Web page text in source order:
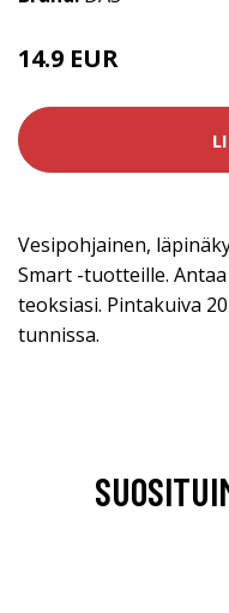
14.9 EUR
Vesipohjainen,
Smart -tuotteille.
teoksiasi. Pintakuiva
tunnissa.